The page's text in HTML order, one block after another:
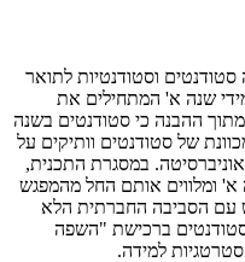
וסטודנטיות לתואר
שנה א' המתחילים את
ההבנה כי סטודנטים בשנה
של סטודנטים וותיקים על
במסגרת התכנית,
א' ומלווים אותם החל מהמפגש
עם הסביבה החברתית הלא
ברכישת "השפה
למידה.